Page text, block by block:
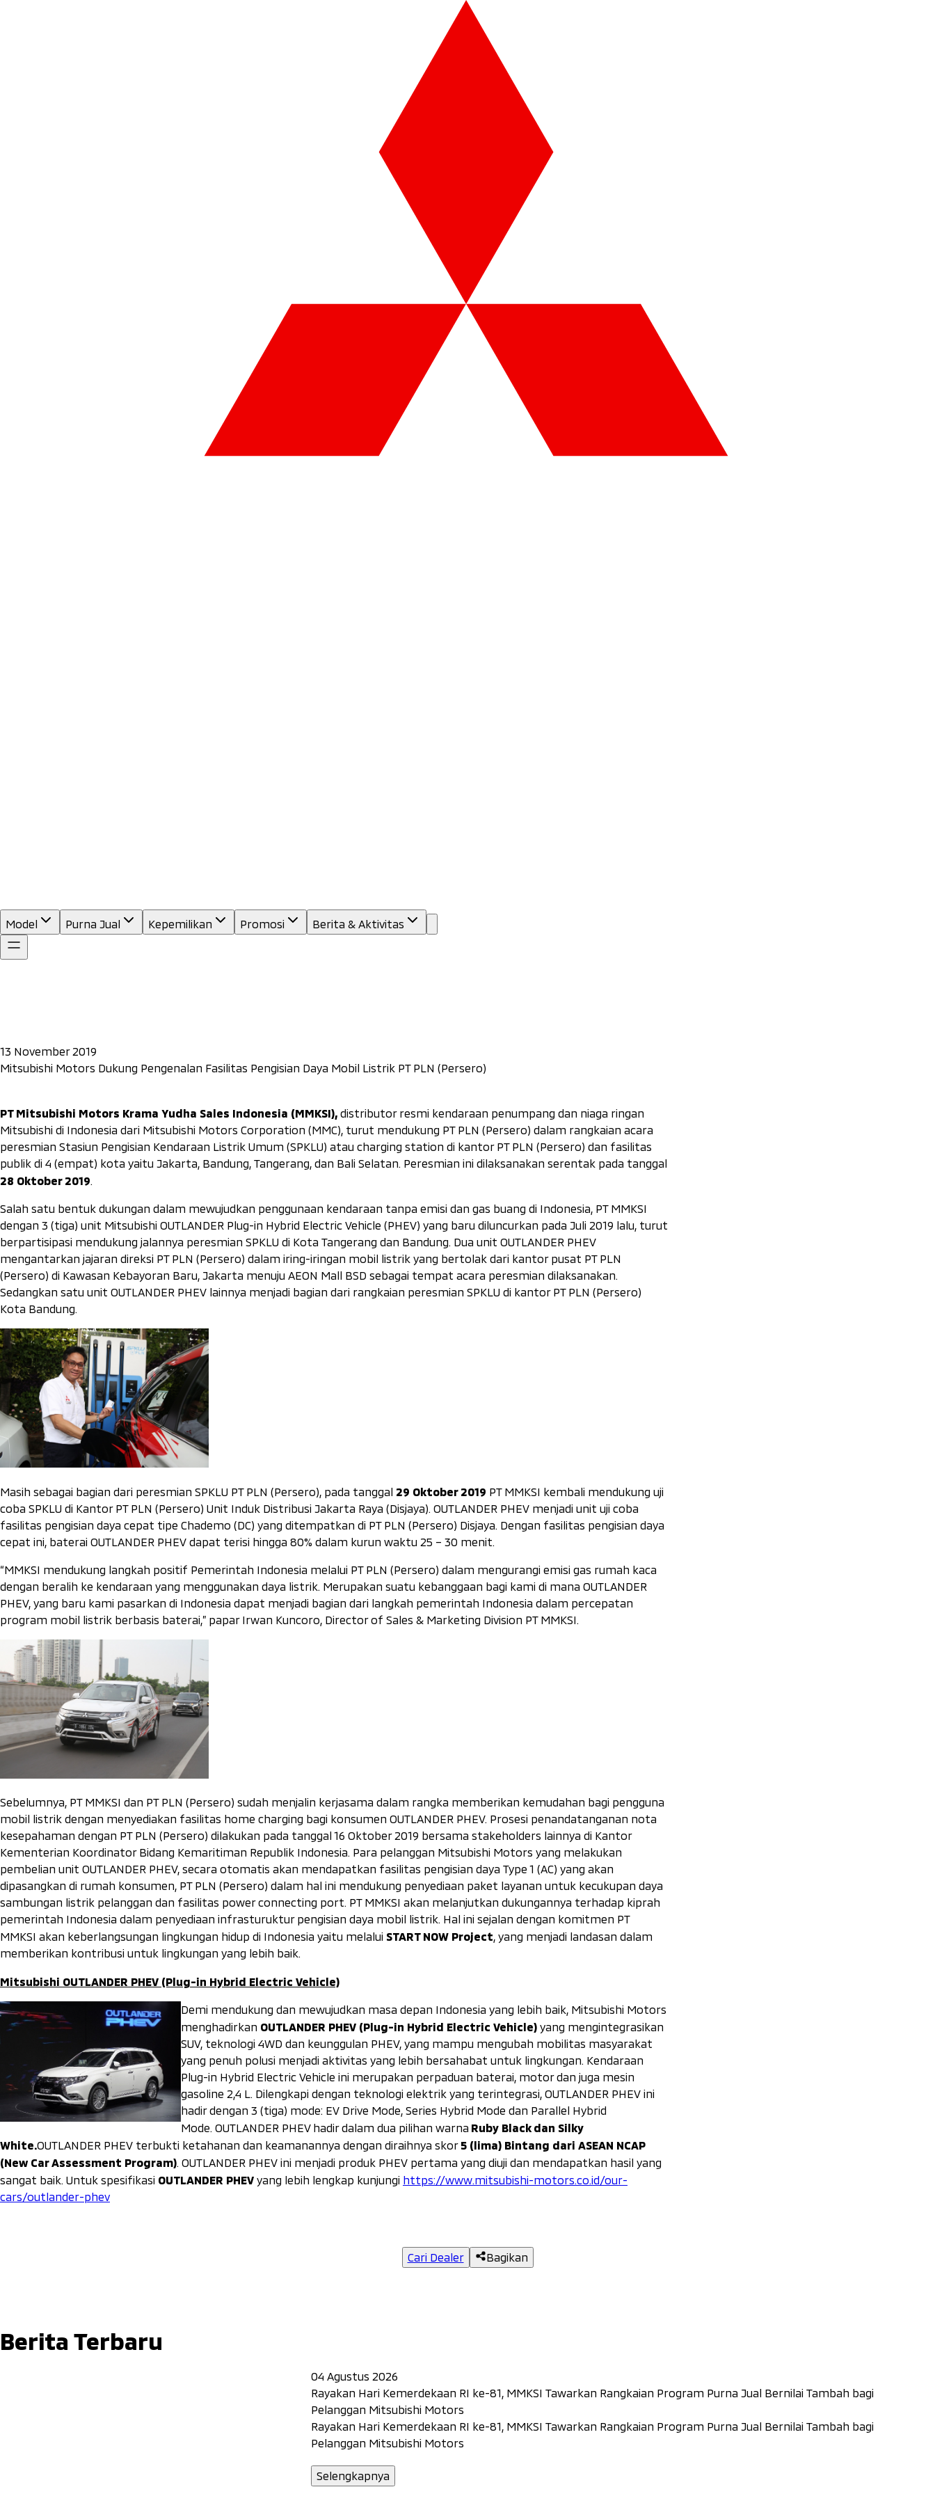
Model Purna Jual Kepemilikan Promosi Berita & Aktivitas
13 November 2019
Mitsubishi Motors Dukung Pengenalan Fasilitas Pengisian Daya Mobil Listrik PT PLN (Persero)
PT Mitsubishi Motors Krama Yudha Sales Indonesia (MMKSI), distributor resmi kendaraan penumpang dan niaga ringan
Mitsubishi di Indonesia dari Mitsubishi Motors Corporation (MMC), turut mendukung PT PLN (Persero) dalam rangkaian acara
peresmian Stasiun Pengisian Kendaraan Listrik Umum (SPKLU) atau charging station di kantor PT PLN (Persero) dan fasilitas
publik di 4 (empat) kota yaitu Jakarta, Bandung, Tangerang, dan Bali Selatan. Peresmian ini dilaksanakan serentak pada tanggal
28 Oktober 2019
Salah satu bentuk dukungan dalam mewujudkan penggunaan kendaraan tanpa emisi dan gas buang di Indonesia, PT MMKSI
dengan 3 (tiga) unit Mitsubishi OUTLANDER Plug-in Hybrid Electric Vehicle (PHEV) yang baru diluncurkan pada Juli 2019 lalu, turut
berpartisipasi mendukung jalannya peresmian SPKLU di Kota Tangerang dan Bandung. Dua unit OUTLANDER PHEV
mengantarkan jajaran direksi PT PLN (Persero) dalam iring-iringan mobil listrik yang bertolak dari kantor pusat PT PLN
(Persero) di Kawasan Kebayoran Baru, Jakarta menuju AEON Mall BSD sebagai tempat acara peresmian dilaksanakan.
Sedangkan satu unit OUTLANDER PHEV lainnya menjadi bagian dari rangkaian peresmian SPKLU di kantor PT PLN (Persero)
Kota Bandung.
Masih sebagai bagian dari peresmian SPKLU PT PLN (Persero), pada tanggal 29 Oktober 2019 PT MMKSI kembali mendukung uji
coba SPKLU di Kantor PT PLN (Persero) Unit Induk Distribusi Jakarta Raya (Disjaya). OUTLANDER PHEV menjadi unit uji coba
fasilitas pengisian daya cepat tipe Chademo (DC) yang ditempatkan di PT PLN (Persero) Disjaya. Dengan fasilitas pengisian daya
cepat ini, baterai OUTLANDER PHEV dapat terisi hingga 80% dalam kurun waktu 25 – 30 menit.
“MMKSI mendukung langkah positif Pemerintah Indonesia melalui PT PLN (Persero) dalam mengurangi emisi gas rumah kaca
dengan beralih ke kendaraan yang menggunakan daya listrik. Merupakan suatu kebanggaan bagi kami di mana OUTLANDER
PHEV, yang baru kami pasarkan di Indonesia dapat menjadi bagian dari langkah pemerintah Indonesia dalam percepatan
program mobil listrik berbasis baterai ” papar Irwan Kuncoro, Director of Sales & Marketing Division PT MMKSI.
Sebelumnya, PT MMKSI dan PT PLN (Persero) sudah menjalin kerjasama dalam rangka memberikan kemudahan bagi pengguna
mobil listrik dengan menyediakan fasilitas home charging bagi konsumen OUTLANDER PHEV. Prosesi penandatanganan nota
kesepahaman dengan PT PLN (Persero) dilakukan pada tanggal 16 Oktober 2019 bersama stakeholders lainnya di Kantor
Kementerian Koordinator Bidang Kemaritiman Republik Indonesia. Para pelanggan Mitsubishi Motors yang melakukan
pembelian unit OUTLANDER PHEV, secara otomatis akan mendapatkan fasilitas pengisian daya Type 1 (AC) yang akan
dipasangkan di rumah konsumen, PT PLN (Persero) dalam hal ini mendukung penyediaan paket layanan untuk kecukupan daya
sambungan listrik pelanggan dan fasilitas power connecting port . PT MMKSI akan melanjutkan dukungannya terhadap kiprah
pemerintah Indonesia dalam penyediaan infrasturuktur pengisian daya mobil listrik. Hal ini sejalan dengan komitmen PT
MMKSI akan keberlangsungan lingkungan hidup di Indonesia yaitu melalui START NOW Project , yang menjadi landasan dalam
memberikan kontribusi untuk lingkungan yang lebih baik.
Mitsubishi OUTLANDER PHEV (Plug-in Hybrid Electric Vehicle)
Demi mendukung dan mewujudkan masa depan Indonesia yang lebih baik, Mitsubishi Motors
menghadirkan OUTLANDER PHEV (Plug-in Hybrid Electric Vehicle) yang mengintegrasikan
SUV, teknologi 4WD dan keunggulan PHEV, yang mampu mengubah mobilitas masyarakat
yang penuh polusi menjadi aktivitas yang lebih bersahabat untuk lingkungan. Kendaraan
Plug-in Hybrid Electric Vehicle ini merupakan perpaduan baterai, motor dan juga mesin
gasoline 2,4 L. Dilengkapi dengan teknologi elektrik yang terintegrasi, OUTLANDER PHEV ini
hadir dengan 3 (tiga) mode: EV Drive Mode, Series Hybrid Mode dan Parallel Hybrid
Mode . OUTLANDER PHEV hadir dalam dua pilihan warna Ruby Blackdan Silky
White.OUTLANDER PHEV terbukti ketahanan dan keamanannya dengan diraihnya skor 5 (lima) Bintang dari ASEAN NCAP
(New Car Assessment Program) . OUTLANDER PHEV ini menjadi produk PHEV pertama yang diuji dan mendapatkan hasil yang
sangat baik. Untuk spesifikasi OUTLANDER PHEV yang lebih lengkap kunjungi https://www.mitsubishi-motors.co.id/our-
cars/outlander-phev
Cari Dealer Bagikan
Berita Terbaru
04 Agustus 2026
Rayakan Hari Kemerdekaan RI ke-81, MMKSI Tawarkan Rangkaian Program Purna Jual Bernilai Tambah bagi
Pelanggan Mitsubishi Motors
Rayakan Hari Kemerdekaan RI ke-81, MMKSI Tawarkan Rangkaian Program Purna Jual Bernilai Tambah bagi
Pelanggan Mitsubishi Motors
Selengkapnya